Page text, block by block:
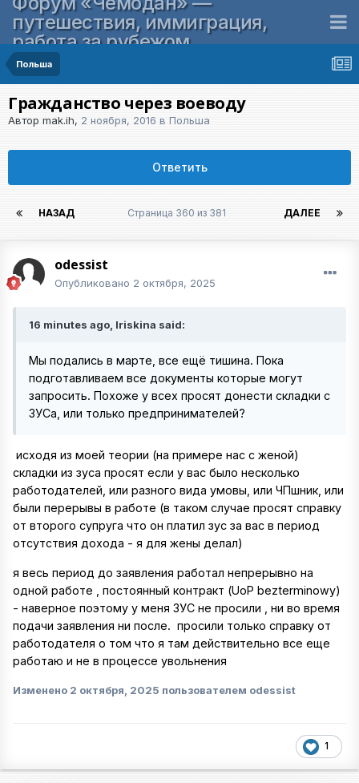
путешествия, иммиграция,
работа за рубежом
Польша
Гражданство через воеводу
Автор mak.ih, 2 ноября, 2016 в Польша
Ответить
НАЗАД ДАЛЕЕ
Страница 360 из 381
odessist
Опубликовано 2 октября, 2025
16 minutes ago, Iriskina said:
Мы подались в марте, все ещё тишина. Пока
подготавливаем все документы которые могут
запросить. Похоже у всех просят донести складки с
ЗУСа, или только предпринимателей?
исходя из моей теории (на примере нас с женой)
складки из зуса просят если у вас было несколько
работодателей, или разного вида умовы, или ЧПшник, или
были перерывы в работе (в таком случае просят справку
от второго супруга что он платил зус за вас в период
отсутствия дохода - я для жены делал)
я весь период до заявления работал непрерывно на
одной работе , постоянный контракт (UoP bezterminowy)
- наверное поэтому у меня ЗУС не просили , ни во время
подачи заявления ни после. просили только справку от
работодателя о том что я там действительно все еще
работаю и не в процессе увольнения
Изменено 2 октября, 2025 пользователем odessist
1